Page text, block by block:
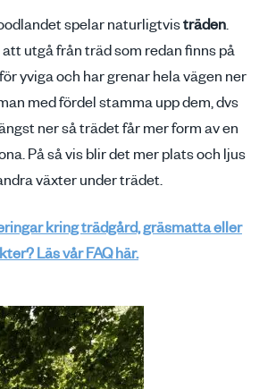
spelar naturligtvisträden.
utgå från träd som redan finns på
yviga och har grenar hela vägen ner
med fördel stamma upp dem, dvs
ner så trädet får mer form av en
På så vis blir det mer plats och ljus
växter under trädet.
kring trädgård, gräsmatta eller
Läs vår FAQ här.